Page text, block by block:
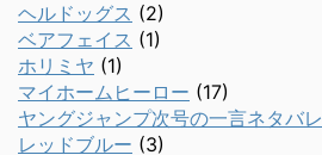
ヘルドッグス (2)
ベアフェイス (1)
ホリミヤ (1)
マイホームヒーロー (17)
ヤングジャンプ次号の一言ネタバレ
レッドブルー (3)